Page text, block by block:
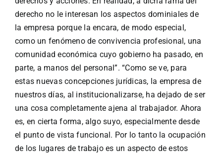
derecho no le interesan los aspectos dominiales de
la empresa porque la encara, de modo especial,
como un fenómeno de convivencia profesional, una
comunidad económica cuyo gobierno ha pasado, en
parte, a manos del personal”. “Como se ve, para
estas nuevas concepciones jurídicas, la empresa de
nuestros días, al institucionalizarse, ha dejado de ser
una cosa completamente ajena al trabajador. Ahora
es, en cierta forma, algo suyo, especialmente desde
el punto de vista funcional. Por lo tanto la ocupación
de los lugares de trabajo es un aspecto de estos